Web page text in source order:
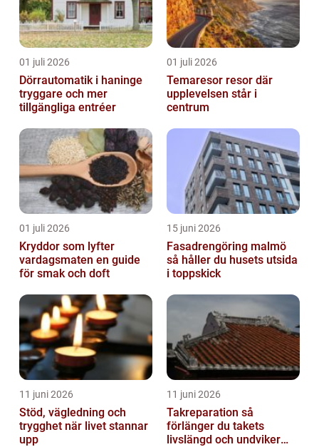
01 juli 2026
Dörrautomatik i haninge
tryggare och mer
tillgängliga entréer
01 juli 2026
Temaresor resor där
upplevelsen står i
centrum
01 juli 2026
Kryddor som lyfter
vardagsmaten en guide
för smak och doft
15 juni 2026
Fasadrengöring malmö
så håller du husets utsida
i toppskick
11 juni 2026
Stöd, vägledning och
trygghet när livet stannar
upp
11 juni 2026
Takreparation så
förlänger du takets
livslängd och undviker